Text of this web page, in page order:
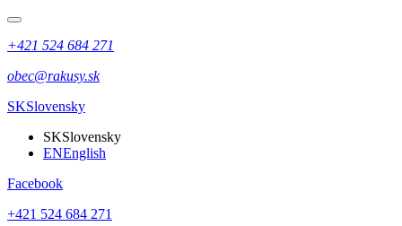
+421 524 684 271
obec@rakusy.sk
SKSlovensky
SKSlovensky
ENEnglish
Facebook
+421 524 684 271